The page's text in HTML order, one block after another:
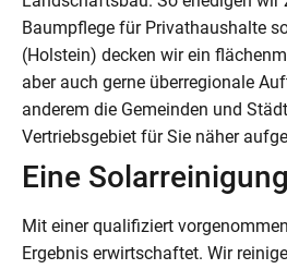
Baumpflege für Privathaushalte
(Holstein) decken wir ein
aber auch gerne überregionale
anderem die Gemeinden und
Vertriebsgebiet für Sie näher
Eine
Mit einer qualifiziert
Ergebnis erwirtschaftet. Wir